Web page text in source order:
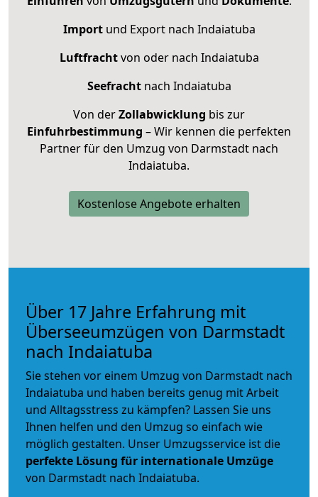
Importund Export nach Indaiatuba
Luftfrachtvon oder nach Indaiatuba
Seefrachtnach Indaiatuba
Von derZollabwicklung bis zur
Einfuhrbestimmung – Wir kennen die perfekten
Partner für den Umzug von Darmstadt nach
Indaiatuba.
Kostenlose Angebote erhalten
Über 17 Jahre Erfahrung mit
Überseeumzügen von Darmstadt
nach Indaiatuba
Sie stehen vor einem Umzug von Darmstadt nach
Indaiatuba und haben bereits genug mit Arbeit
und Alltagsstress zu kämpfen? Lassen Sie uns
Ihnen helfen und den Umzug so einfach wie
möglich gestalten. Unser Umzugsservice ist die
perfekte Lösung für internationale Umzüge
von Darmstadt nach Indaiatuba.